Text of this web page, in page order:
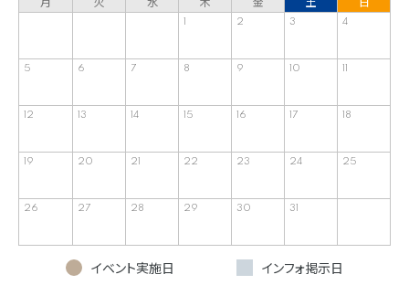
1 2 3 4
5 6 7 8 9 10 11
12 13 14 15 16 17 18
19 20 21 22 23 24 25
26 27 28 29 30 31
イベント実施日 インフォ掲示日